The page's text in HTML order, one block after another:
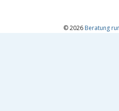
© 2026 Beratung